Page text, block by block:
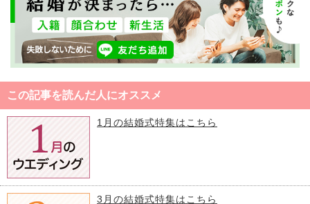
この記事を読んだ人にオススメ
1月の結婚式特集はこちら
3月の結婚式特集はこちら